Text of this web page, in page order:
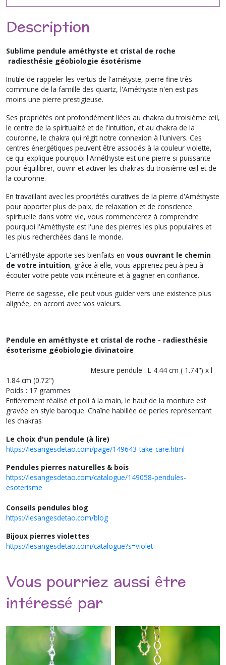
Description
Sublime pendule améthyste et cristal de roche
radiesthésie géobiologie ésotérisme
Inutile de rappeler les vertus de l'amétyste, pierre fine très
commune de la famille des quartz, l'Améthyste n'en est pas
moins une pierre prestigieuse.
Ses propriétés ont profondément liées au chakra du troisième œil,
le centre de la spiritualité et de l'intuition, et au chakra de la
couronne, le chakra qui régit notre connexion à l'univers. Ces
centres énergétiques peuvent être associés à la couleur violette,
ce qui explique pourquoi l'Améthyste est une pierre si puissante
pour équilibrer, ouvrir et activer les chakras du troisième œil et de
la couronne.
En travaillant avec les propriétés curatives de la pierre d'Améthyste
pour apporter plus de paix, de relaxation et de conscience
spirituelle dans votre vie, vous commencerez à comprendre
pourquoi l'Améthyste est l'une des pierres les plus populaires et
les plus recherchées dans le monde.
L'améthyste apporte ses bienfaits en vous ouvrant le chemin
de votre intuition, grâce à elle, vous apprenez peu à peu à
écouter votre petite voix intérieure et à gagner en confiance.
Pierre de sagesse, elle peut vous guider vers une existence plus
alignée, en accord avec vos valeurs.
Pendule en améthyste et cristal de roche - radiesthésie
ésoterisme géobiologie divinatoire
Mesure pendule : L 4.44 cm ( 1.74") x l
1.84 cm (0.72")
Poids : 17 grammes
Entièrement réalisé et poli à la main, le haut de la monture est
gravée en style baroque. Chaîne habillée de perles représentant
les chakras
Le choix d'un pendule (à lire)
https://lesangesdetao.com/page/149643-take-care.html
Pendules pierres naturelles & bois
https://lesangesdetao.com/catalogue/149058-pendules-
esoterisme
Conseils pendules blog
https://lesangesdetao.com/blog
Bijoux pierres violettes
https://lesangesdetao.com/catalogue?s=violet
Vous pourriez aussi être
intéressé par